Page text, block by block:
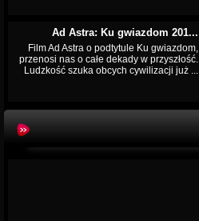
Ad Astra: Ku gwiazdom 201...
Film Ad Astra o podtytule Ku gwiazdom,
przenosi nas o całe dekady w przyszłość.
Ludzkość szuka obcych cywilizacji już ...